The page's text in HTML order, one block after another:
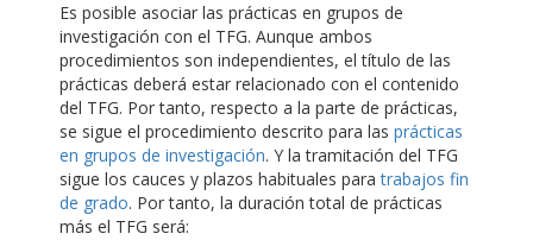
Es posible asociar las prácticas en grupos de
investigación con el TFG. Aunque ambos
procedimientos son independientes, el título de las
prácticas deberá estar relacionado con el contenido
del TFG. Por tanto, respecto a la parte de prácticas,
se sigue el procedimiento descrito para las prácticas
en grupos de investigación. Y la tramitación del TFG
sigue los cauces y plazos habituales paratrabajos fin
de grado. Por tanto, la duración total de prácticas
más el TFG será: